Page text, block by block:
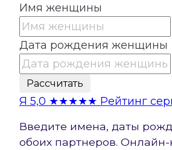
Имя женщины
Дата рождения женщины
Рассчитать
Я 5,0 ★★★★★ Рейтинг
Введите имена, даты
обоих партнеров. Онлайн-